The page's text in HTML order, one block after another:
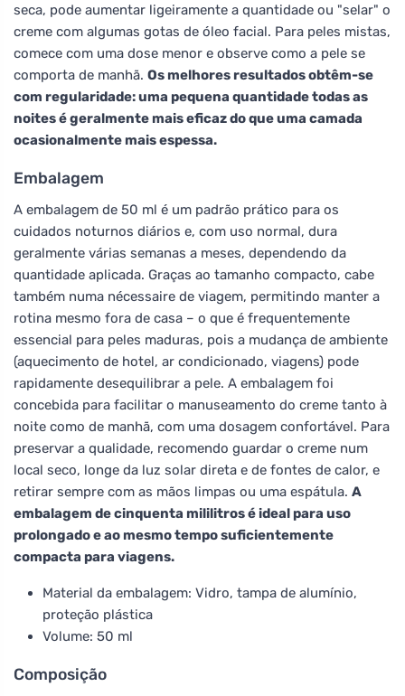
seca, pode aumentar ligeiramente a quantidade ou "selar" o
creme com algumas gotas de óleo facial. Para peles mistas,
comece com uma dose menor e observe como a pele se
comporta de manhã. Os melhores resultados obtêm-se
com regularidade: uma pequena quantidade todas as
noites é geralmente mais eficaz do que uma camada
ocasionalmente mais espessa.
Embalagem
A embalagem de 50 ml é um padrão prático para os
cuidados noturnos diários e, com uso normal, dura
geralmente várias semanas a meses, dependendo da
quantidade aplicada. Graças ao tamanho compacto, cabe
também numa nécessaire de viagem, permitindo manter a
rotina mesmo fora de casa – o que é frequentemente
essencial para peles maduras, pois a mudança de ambiente
(aquecimento de hotel, ar condicionado, viagens) pode
rapidamente desequilibrar a pele. A embalagem foi
concebida para facilitar o manuseamento do creme tanto à
noite como de manhã, com uma dosagem confortável. Para
preservar a qualidade, recomendo guardar o creme num
local seco, longe da luz solar direta e de fontes de calor, e
retirar sempre com as mãos limpas ou uma espátula. A
embalagem de cinquenta mililitros é ideal para uso
prolongado e ao mesmo tempo suficientemente
compacta para viagens.
Material da embalagem: Vidro, tampa de alumínio,
proteção plástica
Volume: 50 ml
Composição